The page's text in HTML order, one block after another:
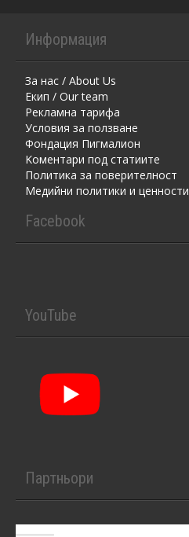
Информация
За нас / About Us
Екип / Our team
Рекламна тарифа
Условия за ползване
Фондация Пигмалион
Kоментaри под статиите
Политика за поверителност
Медийни политики и ценности
Facebook
YouTube
Партньори